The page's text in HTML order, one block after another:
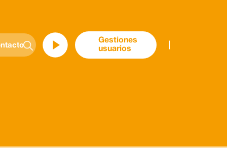
Gestiones
usuarios